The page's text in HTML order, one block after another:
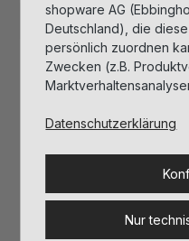
Details
Vegan
shopware AG
Deutschland), die
persönlich zuordnen
Zwecken (z.B.
Datenschutzerklärung
Nur